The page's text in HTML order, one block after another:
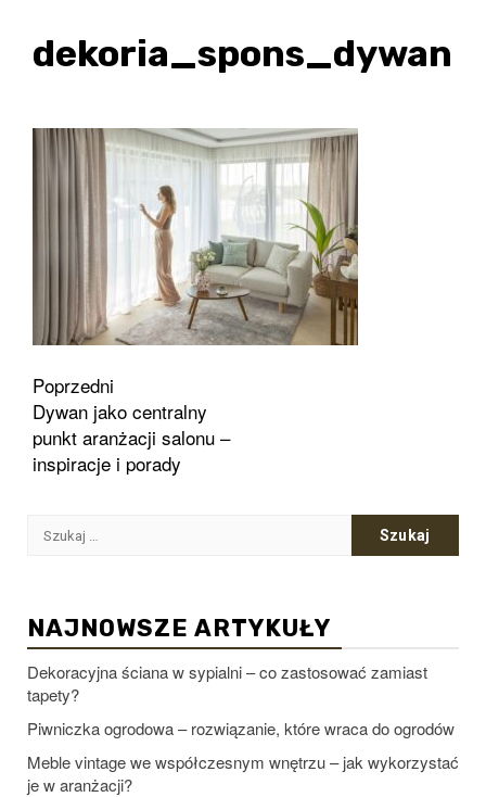
dekoria_spons_dywan
Zobacz
wpisy
Poprzedni
Dywan jako centralny
punkt aranżacji salonu –
inspiracje i porady
Szukaj:
NAJNOWSZE ARTYKUŁY
Dekoracyjna ściana w sypialni – co zastosować zamiast
tapety?
Piwniczka ogrodowa – rozwiązanie, które wraca do ogrodów
Meble vintage we współczesnym wnętrzu – jak wykorzystać
je w aranżacji?